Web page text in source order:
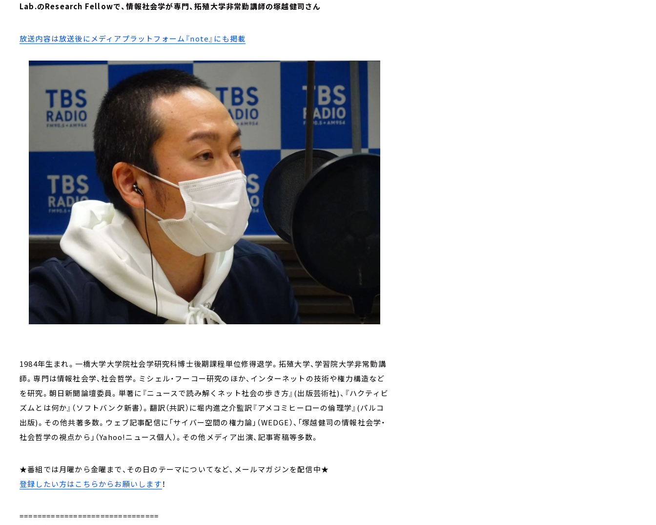
Lab.のResearch Fellowで、情報社会学が専門、拓殖大学非常勤講師の塚越健司さん
放送内容は放送後にメディアプラットフォーム『note』にも掲載
1984年生まれ。一橋大学大学院社会学研究科博士後期課程単位修得退学。拓殖大学、学習院大学非常勤講
師。専門は情報社会学、社会哲学。ミシェル・フーコー研究のほか、インターネットの技術や権力構造など
を研究。朝日新聞論壇委員。単著に『ニュースで読み解くネット社会の歩き方』(出版芸術社)、『ハクティビ
ズムとは何か』（ソフトバンク新書）。翻訳（共訳）に堀内進之介監訳『アメコミヒーローの倫理学』(パルコ
出版)。その他共著多数。ウェブ記事配信に「サイバー空間の権力論」（WEDGE）、「塚越健司の情報社会学・
社会哲学の視点から」（Yahoo!ニュース個人）。その他メディア出演、記事寄稿等多数。
★番組では月曜から金曜まで、その日のテーマについてなど、メールマガジンを配信中★
登録したい方はこちらからお願いします！
===============================